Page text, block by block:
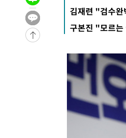
병태 후임
-24868초 전 >
[속보]국힘 윤리위, '돌
-20193초 전 >
[속보] 7월 중국 수출
25.3%↑
-17353초 전 >
[속보]종합특검, '관저
민주 콩고 에볼라환자
[속보]'300억원대 사
"미 전국적 살모네라
[속보]경찰·노동부,
[속보]합수본, '투표율
[속보]원·달러 환율,
김재련 "검수
구본진 "모르는